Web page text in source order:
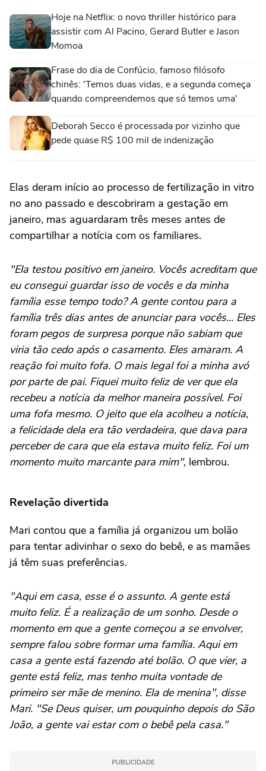
Hoje na Netflix: o novo thriller histórico para
assistir com Al Pacino, Gerard Butler e Jason
Momoa
Frase do dia de Confúcio, famoso filósofo
chinês: 'Temos duas vidas, e a segunda começa
quando compreendemos que só temos uma'
Deborah Secco é processada por vizinho que
pede quase R$ 100 mil de indenização
Elas deram início ao processo de fertilização in vitro
no ano passado e descobriram a gestação em
janeiro, mas aguardaram três meses antes de
compartilhar a notícia com os familiares.
"Ela testou positivo em janeiro. Vocês acreditam que
eu consegui guardar isso de vocês e da minha
família esse tempo todo? A gente contou para a
família três dias antes de anunciar para vocês... Eles
foram pegos de surpresa porque não sabiam que
viria tão cedo após o casamento. Eles amaram. A
reação foi muito fofa. O mais legal foi a minha avó
por parte de pai. Fiquei muito feliz de ver que ela
recebeu a notícia da melhor maneira possível. Foi
uma fofa mesmo. O jeito que ela acolheu a notícia,
a felicidade dela era tão verdadeira, que dava para
perceber de cara que ela estava muito feliz. Foi um
momento muito marcante para mim", lembrou.
Revelação divertida
Mari contou que a família já organizou um bolão
para tentar adivinhar o sexo do bebê, e as mamães
já têm suas preferências.
"Aqui em casa, esse é o assunto. A gente está
muito feliz. É a realização de um sonho. Desde o
momento em que a gente começou a se envolver,
sempre falou sobre formar uma família. Aqui em
casa a gente está fazendo até bolão. O que vier, a
gente está feliz, mas tenho muita vontade de
primeiro ser mãe de menino. Ela de menina", disse
Mari. "Se Deus quiser, um pouquinho depois do São
João, a gente vai estar com o bebê pela casa."
PUBLICIDADE